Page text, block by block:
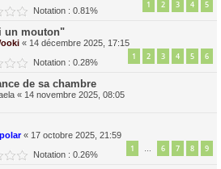
1 2 3 4 5
Notation : 0.81%
un mouton"
« 14 décembre 2025, 17:15
1 2 3 4 5 6
Notation : 0.28%
de sa chambre
« 14 novembre 2025, 08:05
« 17 octobre 2025, 21:59
1 … 6 7 8 9
Notation : 0.26%